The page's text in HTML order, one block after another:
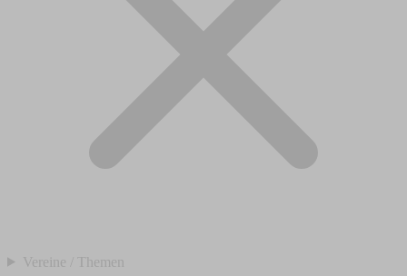
Vereine / Themen